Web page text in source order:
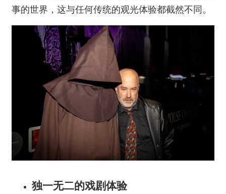
事的世界，这与任何传统的观光体验都截然不同。
独一无二的戏剧体验